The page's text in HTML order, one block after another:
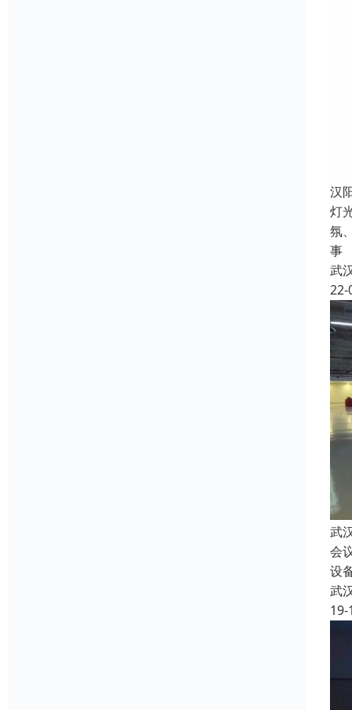
汉
灯
氛
事
武
22-
武
会
设
武
19-